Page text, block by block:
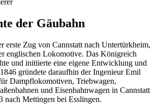
der Gäubahn
erste Zug von Cannstatt nach Untertürkheim,
englischen Lokomotive. Das Königreich
und initiierte eine eigene Entwicklung und
gründete daraufhin der Ingenieur Emil
Dampflokomotiven, Triebwagen,
und Eisenbahnwagen in Cannstatt
nach Mettingen bei Esslingen.